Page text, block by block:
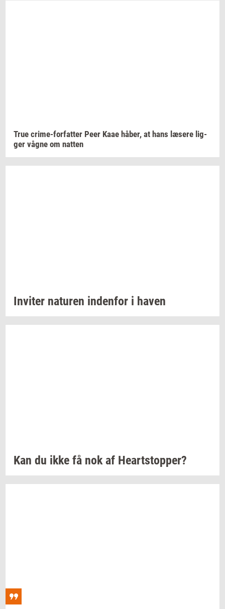
True crime-​forfatter Peer Kaae håber, at hans læ­se­re lig­
ger vågne om nat­ten
In­vi­ter na­tu­ren in­den­for i haven
Kan du ikke få nok af Heart­stop­per?